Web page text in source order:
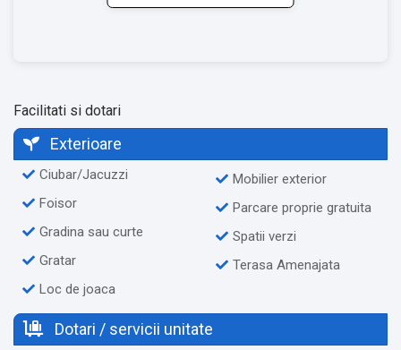
Facilitati si dotari
Exterioare
Ciubar/Jacuzzi
Foisor
Gradina sau curte
Gratar
Loc de joaca
Mobilier exterior
Parcare proprie gratuita
Spatii verzi
Terasa Amenajata
Dotari / servicii unitate